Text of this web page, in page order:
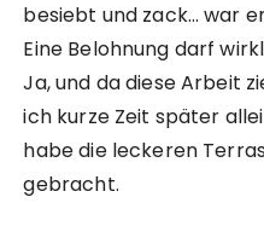
besiebt und zack… war
Eine Belohnung darf
Ja, und da diese Arbeit
ich kurze Zeit später
habe die leckeren
gebracht.